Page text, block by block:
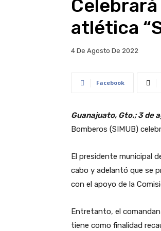
atlética
4 De Agosto De 2022
Facebook
Guanajuato, Gto.; 3 de
Bomberos (SIMUB)
El presidente municipal
cabo y adelantó que se
con el apoyo de la
Entretanto, el
tiene como finalidad